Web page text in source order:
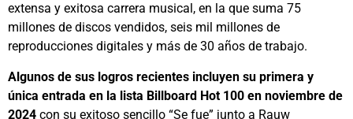
extensa y exitosa carrera musical, en la que suma 75
millones de discos vendidos, seis mil millones de
reproducciones digitales y más de 30 años de trabajo.
Algunos de sus logros recientes incluyen su primera y
única entrada en la lista Billboard Hot 100 en noviembre de
2024 con su exitoso sencillo “Se fue” junto a Rauw